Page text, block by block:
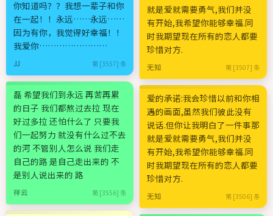
你知道吗？？我想一辈子和你
在一起！！永远……永远……
因为有你，我觉得好幸福！！
我爱你……………………
JJ 第 [3557] 条
磊 希望我们到永远 再苦再累
的日子 我们都熬过去拉 现在
好过多拉 还怕什么了 只要我
们一起努力 就没有什么过不去
的河 不管别人怎么说 我们走
自己的路 是自己走出来的 不
是别人说出来的 路
祥云 第 [3556] 条
就是爱就需要勇气,我们并没
有开始,我希望你能够幸福.同
时我期望现在所有的恋人都要
珍惜对方.
无知 第 [3507] 条
爱的承诺:我会珍惜以前和你相
遇的画面,虽然我们彼此没有
说话.但你让我明白了一件事那
就是爱就需要勇气,我们并没
有开始,我希望你能够幸福.同
时我期望现在所有的恋人都要
珍惜对方.
无知 第 [3506] 条